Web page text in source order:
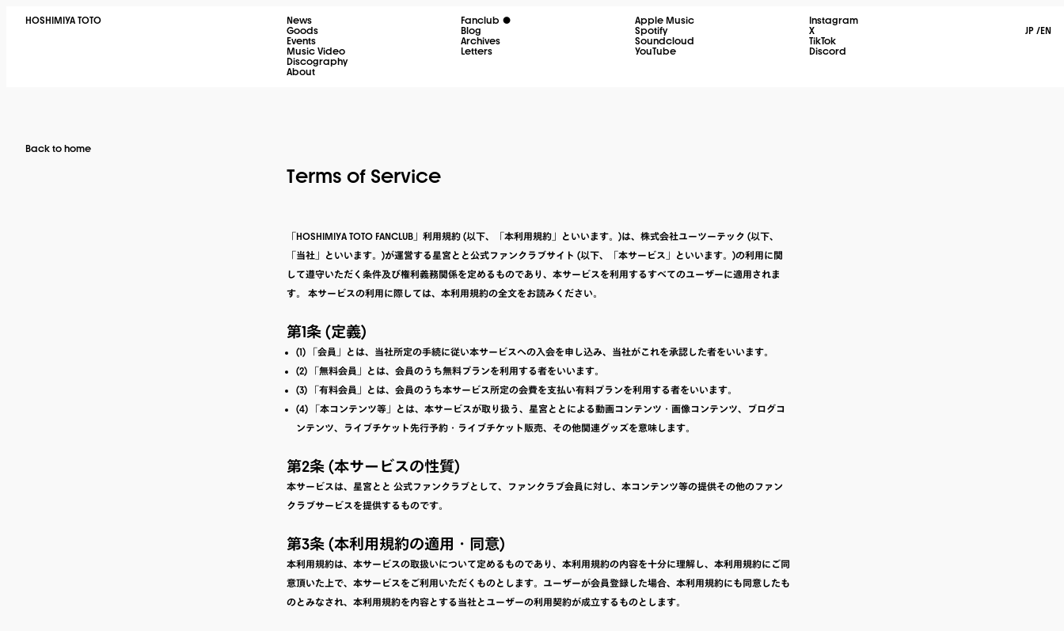
HOSHIMIYA TOTO
News
Goods
Events
Music Video
Discography
About
Fanclub
Blog
Archives
Letters
Apple Music
Spotify
Soundcloud
YouTube
Instagram
X
TikTok
Discord
JP /EN
Back to home
Terms of Service
「HOSHIMIYA TOTO FANCLUB」利用規約 (以下、「本利用規約」といいます。)は、株式会社ユーツーテック (以下、
「当社」といいます。)が運営する星宮とと公式ファンクラブサイト (以下、「本サービス」といいます。)の利用に関
して遵守いただく条件及び権利義務関係を定めるものであり、本サービスを利用するすべてのユーザーに適用されま
す。 本サービスの利用に際しては、本利用規約の全文をお読みください。
第1条 (定義)
(1) 「会員」とは、当社所定の手続に従い本サービスへの入会を申し込み、当社がこれを承認した者をいいます。
(2) 「無料会員」とは、会員のうち無料プランを利用する者をいいます。
(3) 「有料会員」とは、会員のうち本サービス所定の会費を支払い有料プランを利用する者をいいます。
(4) 「本コンテンツ等」とは、本サービスが取り扱う、星宮ととによる動画コンテンツ・画像コンテンツ、ブログコ
ンテンツ、ライブチケット先行予約・ライブチケット販売、その他関連グッズを意味します。
第2条 (本サービスの性質)
本サービスは、星宮とと 公式ファンクラブとして、ファンクラブ会員に対し、本コンテンツ等の提供その他のファン
クラブサービスを提供するものです。
第3条 (本利用規約の適用・同意)
本利用規約は、本サービスの取扱いについて定めるものであり、本利用規約の内容を十分に理解し、本利用規約にご同
意頂いた上で、本サービスをご利用いただくものとします。ユーザーが会員登録した場合、本利用規約にも同意したも
のとみなされ、本利用規約を内容とする当社とユーザーの利用契約が成立するものとします。